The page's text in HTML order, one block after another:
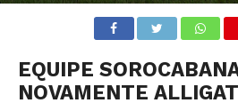
EQUIPE
NOVAMENTE